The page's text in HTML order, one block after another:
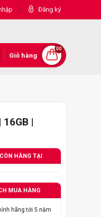
| Đăng ký
Giỏ hàng
00
|
HÀNG TẠI
MUA HÀNG
hãng tới 5 năm